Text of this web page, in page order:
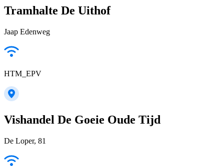
Tramhalte De Uithof
Jaap Edenweg
HTM_EPV
Vishandel De Goeie Oude Tijd
De Loper, 81